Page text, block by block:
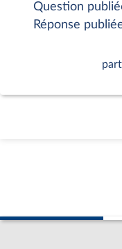
Question
Réponse